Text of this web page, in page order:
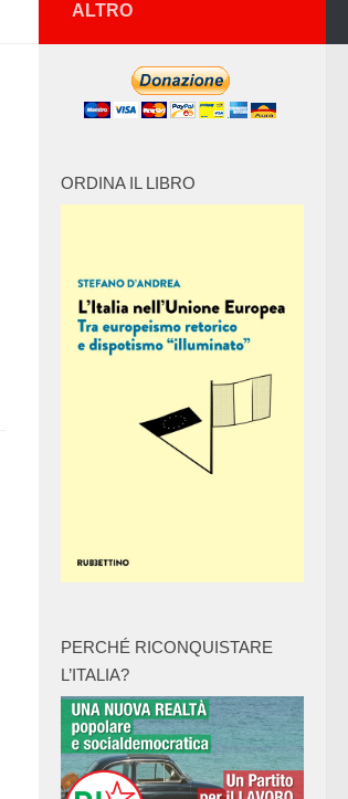
ALTRO
ORDINA IL LIBRO
PERCHÉ RICONQUISTARE
L’ITALIA?